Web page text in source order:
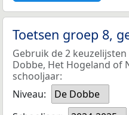
Toetsen groep 8,
Gebruik de 2
Dobbe, Het Hogeland of
schooljaar:
Niveau:
De Dobbe